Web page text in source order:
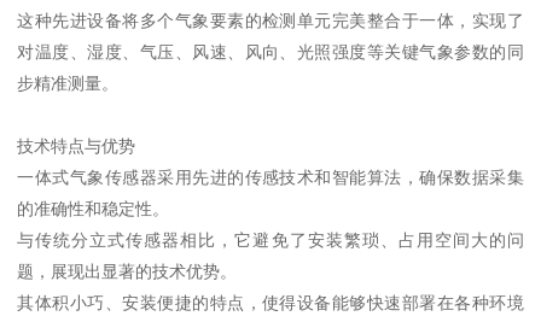
这种先进设备将多个气象要素的检测单元完美整合于一体，实现了
对温度、湿度、气压、风速、风向、光照强度等关键气象参数的同
步精准测量。
技术特点与优势
一体式气象传感器采用先进的传感技术和智能算法，确保数据采集
的准确性和稳定性。
与传统分立式传感器相比，它避免了安装繁琐、占用空间大的问
题，展现出显著的技术优势。
其体积小巧、安装便捷的特点，使得设备能够快速部署在各种环境